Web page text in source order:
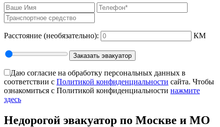
Расстояние (необязательно): КМ
Заказать эвакуатор
Даю согласие на обработку персональных данных в
соответствии с Политикой конфиденциальности сайта. Чтобы
ознакомиться с Политикой конфиденциальности нажмите
здесь
Недорогой эвакуатор по Москве и МО